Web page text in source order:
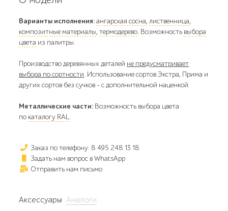
Варианты исполнения:ангарская сосна,лиственница,
композитные материалы,термодерево. Возможность выбора
цвета из палитры.
Производство деревянных деталей не предусматривает
выбора по сортности. Использование сортов Экстра, Прима и
других сортов без сучков - с дополнительной наценкой.
Металлические части: Возможность выбора цвета
по каталогу RAL.
Заказ по телефону: 8 495 248 13 18
Задать нам вопрос в WhatsApp
Отправить нам письмо
Аксессуары Аналоги